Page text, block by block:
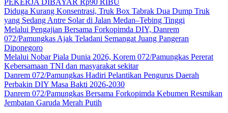
Diduga Kurang Konsentrasi, Truk Box Tabrak Dua Dump Truk
yang Sedang Antre Solar di Jalan Medan–Tebing Tinggi
Melalui Pengajian Bersama Forkopimda DIY, Danrem
072/Pamungkas Ajak Teladani Semangat Juang Pangeran
Diponegoro
Melalui Nobar Piala Dunia 2026, Korem 072/Pamungkas Pererat
Kebersamaan TNI dan masyarakat sekitar
Danrem 072/Pamungkas Hadiri Pelantikan Pengurus Daerah
Perbakin DIY Masa Bakti 2026-2030
Danrem 072/Pamungkas Bersama Forkopimda Kebumen Resmikan
Jembatan Garuda Merah Putih